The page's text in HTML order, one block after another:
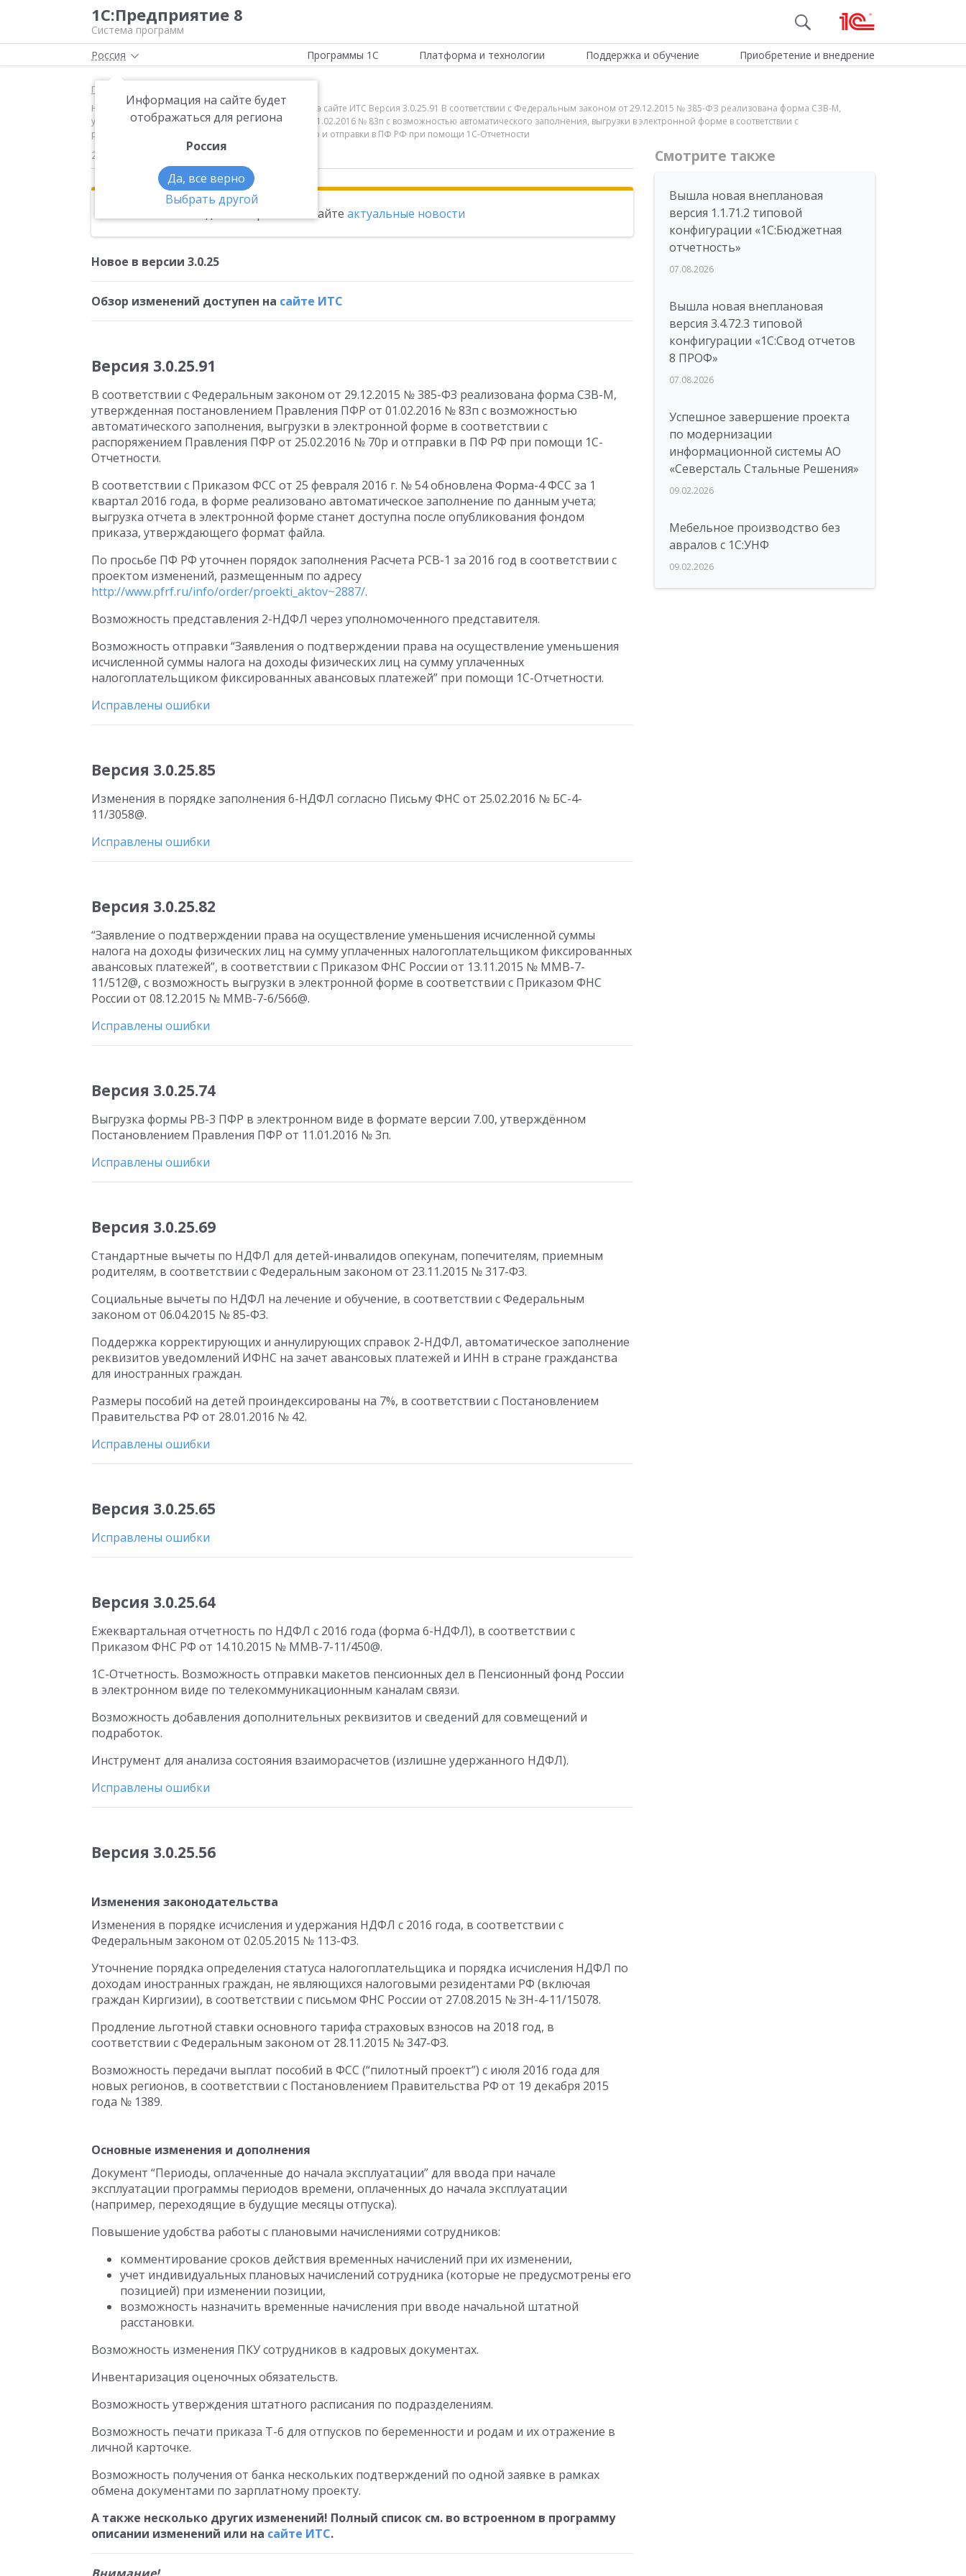
1С:Предприятие 8
Система программ
Россия
Информация на сайте будет
отображаться для региона
Россия
Да, все верно
Выбрать другой
Программы 1С Платформа и технологии Поддержка и обучение Приобретение и внедрение
Главная
Новое в версии 3.0.25 Обзор изменений доступен на сайте ИТС Версия 3.0.25.91 В соответствии с Федеральным законом от 29.12.2015 № 385-ФЗ реализована форма СЗВ-М,
утвержденная постановлением Правления ПФР от 01.02.2016 № 83п с возможностью автоматического заполнения, выгрузки в электронной форме в соответствии с
распоряжением Правления ПФР от 25.02.2016 № 70р и отправки в ПФ РФ при помощи 1С-Отчетности
29.03.2016
Эта новость находится в архиве. Читайте актуальные новости
Новое в версии 3.0.25
Обзор изменений доступен на сайте ИТС
Версия 3.0.25.91
В соответствии с Федеральным законом от 29.12.2015 № 385-ФЗ реализована форма СЗВ-М,
утвержденная постановлением Правления ПФР от 01.02.2016 № 83п с возможностью
автоматического заполнения, выгрузки в электронной форме в соответствии с
распоряжением Правления ПФР от 25.02.2016 № 70р и отправки в ПФ РФ при помощи 1С-
Отчетности.
В соответствии с Приказом ФСС от 25 февраля 2016 г. № 54 обновлена Форма-4 ФСС за 1
квартал 2016 года, в форме реализовано автоматическое заполнение по данным учета;
выгрузка отчета в электронной форме станет доступна после опубликования фондом
приказа, утверждающего формат файла.
По просьбе ПФ РФ уточнен порядок заполнения Расчета РСВ-1 за 2016 год в соответствии с
проектом изменений, размещенным по адресу
http://www.pfrf.ru/info/order/proekti_aktov~2887/.
Возможность представления 2-НДФЛ через уполномоченного представителя.
Возможность отправки “Заявления о подтверждении права на осуществление уменьшения
исчисленной суммы налога на доходы физических лиц на сумму уплаченных
налогоплательщиком фиксированных авансовых платежей” при помощи 1С-Отчетности.
Исправлены ошибки
Версия 3.0.25.85
Изменения в порядке заполнения 6-НДФЛ согласно Письму ФНС от 25.02.2016 № БС-4-
11/3058@.
Исправлены ошибки
Версия 3.0.25.82
“Заявление о подтверждении права на осуществление уменьшения исчисленной суммы
налога на доходы физических лиц на сумму уплаченных налогоплательщиком фиксированных
авансовых платежей”, в соответствии с Приказом ФНС России от 13.11.2015 № ММВ-7-
11/512@, с возможность выгрузки в электронной форме в соответствии с Приказом ФНС
России от 08.12.2015 № ММВ-7-6/566@.
Исправлены ошибки
Версия 3.0.25.74
Выгрузка формы РВ-3 ПФР в электронном виде в формате версии 7.00, утверждённом
Постановлением Правления ПФР от 11.01.2016 № 3п.
Исправлены ошибки
Версия 3.0.25.69
Стандартные вычеты по НДФЛ для детей-инвалидов опекунам, попечителям, приемным
родителям, в соответствии с Федеральным законом от 23.11.2015 № 317-ФЗ.
Социальные вычеты по НДФЛ на лечение и обучение, в соответствии с Федеральным
законом от 06.04.2015 № 85-ФЗ.
Поддержка корректирующих и аннулирующих справок 2-НДФЛ, автоматическое заполнение
реквизитов уведомлений ИФНС на зачет авансовых платежей и ИНН в стране гражданства
для иностранных граждан.
Размеры пособий на детей проиндексированы на 7%, в соответствии с Постановлением
Правительства РФ от 28.01.2016 № 42.
Исправлены ошибки
Версия 3.0.25.65
Исправлены ошибки
Версия 3.0.25.64
Ежеквартальная отчетность по НДФЛ с 2016 года (форма 6-НДФЛ), в соответствии с
Приказом ФНС РФ от 14.10.2015 № ММВ-7-11/450@.
1С-Отчетность. Возможность отправки макетов пенсионных дел в Пенсионный фонд России
в электронном виде по телекоммуникационным каналам связи.
Возможность добавления дополнительных реквизитов и сведений для совмещений и
подработок.
Инструмент для анализа состояния взаиморасчетов (излишне удержанного НДФЛ).
Исправлены ошибки
Версия 3.0.25.56
Изменения законодательства
Изменения в порядке исчисления и удержания НДФЛ с 2016 года, в соответствии с
Федеральным законом от 02.05.2015 № 113-ФЗ.
Уточнение порядка определения статуса налогоплательщика и порядка исчисления НДФЛ по
доходам иностранных граждан, не являющихся налоговыми резидентами РФ (включая
граждан Киргизии), в соответствии с письмом ФНС России от 27.08.2015 № ЗН-4-11/15078.
Продление льготной ставки основного тарифа страховых взносов на 2018 год, в
соответствии с Федеральным законом от 28.11.2015 № 347-ФЗ.
Возможность передачи выплат пособий в ФСС (“пилотный проект”) с июля 2016 года для
новых регионов, в соответствии с Постановлением Правительства РФ от 19 декабря 2015
года № 1389.
Основные изменения и дополнения
Документ “Периоды, оплаченные до начала эксплуатации” для ввода при начале
эксплуатации программы периодов времени, оплаченных до начала эксплуатации
(например, переходящие в будущие месяцы отпуска).
Повышение удобства работы с плановыми начислениями сотрудников:
комментирование сроков действия временных начислений при их изменении,
учет индивидуальных плановых начислений сотрудника (которые не предусмотрены его
позицией) при изменении позиции,
возможность назначить временные начисления при вводе начальной штатной
расстановки.
Возможность изменения ПКУ сотрудников в кадровых документах.
Инвентаризация оценочных обязательств.
Возможность утверждения штатного расписания по подразделениям.
Возможность печати приказа Т-6 для отпусков по беременности и родам и их отражение в
личной карточке.
Возможность получения от банка нескольких подтверждений по одной заявке в рамках
обмена документами по зарплатному проекту.
А также несколько других изменений! Полный список см. во встроенном в программу
описании изменений или на сайте ИТС.
Смотрите также
Вышла новая внеплановая
версия 1.1.71.2 типовой
конфигурации «1C:Бюджетная
отчетность»
07.08.2026
Вышла новая внеплановая
версия 3.4.72.3 типовой
конфигурации «1C:Свод отчетов
8 ПРОФ»
07.08.2026
Успешное завершение проекта
по модернизации
информационной системы АО
«Северсталь Стальные Решения»
09.02.2026
Мебельное производство без
авралов с 1С:УНФ
09.02.2026